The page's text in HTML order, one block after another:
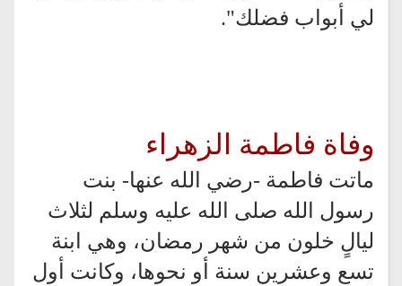
لي أبواب فضلك".
وفاة فاطمة الزهراء
ماتت فاطمة -رضي الله عنها- بنت
رسول الله صلى الله عليه وسلم لثلاث
ليالٍ خلون من شهر رمضان، وهي ابنة
تسع وعشرين سنة أو نحوها، وكانت أول